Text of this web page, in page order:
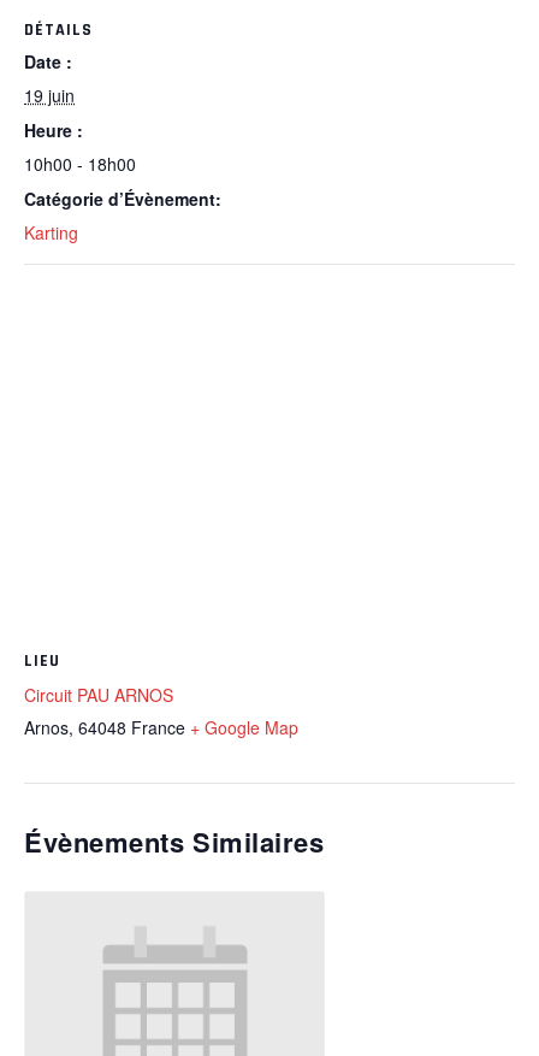
DÉTAILS
Date :
19 juin
Heure :
10h00 - 18h00
Catégorie d’Évènement:
Karting
LIEU
Circuit PAU ARNOS
Arnos, 64048 France + Google Map
Évènements Similaires